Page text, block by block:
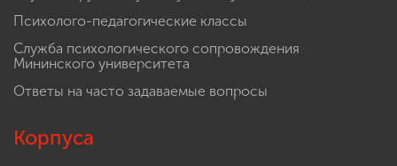
Психолого-педагогические классы
Служба психологического сопровождения
Мининского университета
Ответы на часто задаваемые вопросы
Корпуса